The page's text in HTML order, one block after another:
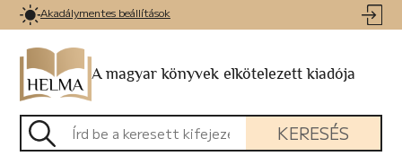
Akadálymentes beállítások
A magyar könyvek elkötelezett kiadója
KERESÉS